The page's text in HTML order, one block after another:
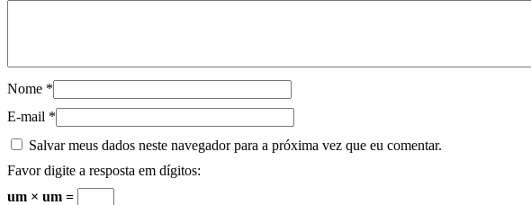
Nome *
E-mail *
Salvar meus dados neste navegador para a próxima vez que eu comentar.
Favor digite a resposta em dígitos:
um × um =